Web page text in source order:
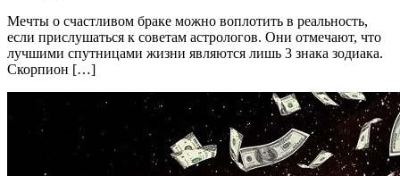
Мечты о счастливом браке можно воплотить в реальность,
если прислушаться к советам астрологов. Они отмечают, что
лучшими спутницами жизни являются лишь 3 знака зодиака.
Скорпион […]